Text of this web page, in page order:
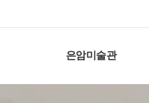
은암미술관